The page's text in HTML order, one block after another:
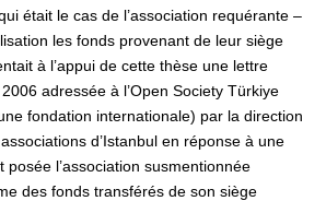
était le cas de l’association requérante –
les fonds provenant de leur siège
à l’appui de cette thèse une lettre
adressée à l’Open Society Türkiye
fondation internationale) par la direction
d’Istanbul en réponse à une
posée l’association susmentionnée
des fonds transférés de son siège